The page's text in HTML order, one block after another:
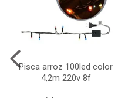
Pisca arroz 100led color
4,2m 220v 8f